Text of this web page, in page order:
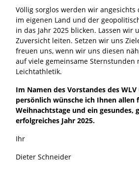
Völlig sorglos werden wir angesichts
im eigenen Land und der
in das Jahr 2025 blicken. Lassen wir
Zuversicht leiten. Setzen wir uns
freuen uns, wenn wir uns diesen
auf viele gemeinsame Sternstunden
Leichtathletik.
Im Namen des Vorstandes des WLV
persönlich wünsche ich Ihnen allen
Weihnachtstage und ein gesundes,
erfolgreiches Jahr 2025.
Ihr
Dieter Schneider